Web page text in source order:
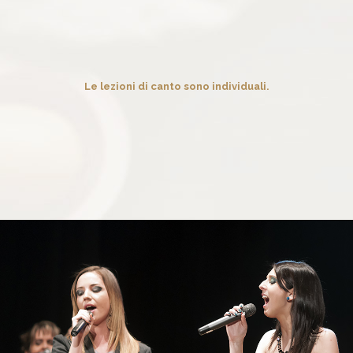
Le lezioni di canto sono individuali.